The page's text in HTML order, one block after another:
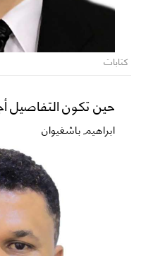
كتابات
حين تكون
ابراهيم باشغيوان